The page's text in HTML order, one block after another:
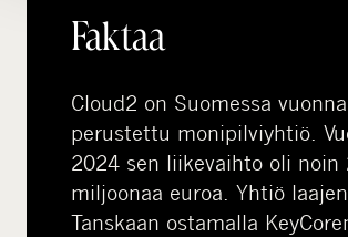
Faktaa
Cloud2 on Suomessa
perustettu monipilviyhtiö.
2024 sen liikevaihto oli noin
miljoonaa euroa. Yhtiö
Tanskaan ostamalla